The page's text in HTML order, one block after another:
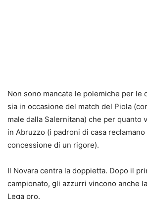
Non sono mancate le polemiche per le
sia in occasione del match del Piola
male dalla Salernitana) che per quanto
in Abruzzo (i padroni di casa
concessione di un rigore).
Il Novara centra la doppietta. Dopo il
campionato, gli azzurri vincono anche
Lega pro.